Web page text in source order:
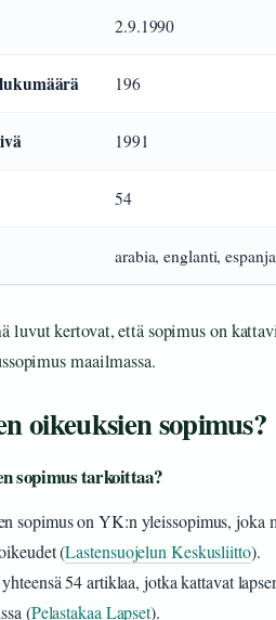
2.9.1990
196
1991
54
arabia, englanti,
luvut kertovat, että sopimus on
maailmassa.
oikeuksien sopimus?
sopimus tarkoittaa?
sopimus on YK:n yleissopimus, joka
(Lastensuojelun Keskusliitto).
54 artiklaa, jotka kattavat
(Pelastakaa Lapset).